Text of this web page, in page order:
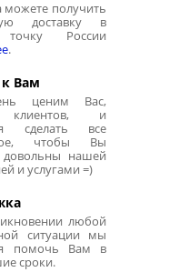
можете получить
доставку в
России
.
Вам
ценим Вас,
и
сделать все
чтобы Вы
довольны нашей
и услугами =)
любой
ситуации мы
помочь Вам в
сроки.